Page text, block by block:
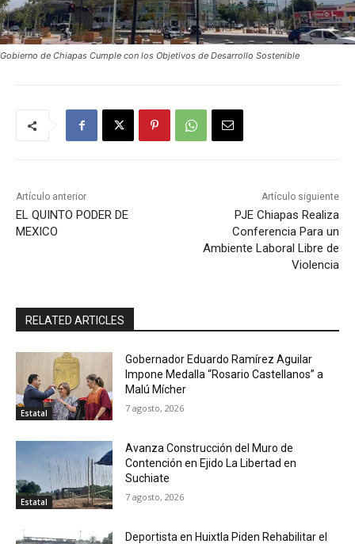
Gobierno de Chiapas Cumple con los Objetivos de Desarrollo Sostenible
Artículo anterior
EL QUINTO PODER DE
MEXICO
Artículo siguiente
PJE Chiapas Realiza
Conferencia Para un
Ambiente Laboral Libre de
Violencia
RELATED ARTICLES
Estatal
Gobernador Eduardo Ramírez Aguilar
Impone Medalla “Rosario Castellanos” a
Malú Mícher
7 agosto, 2026
Estatal
Avanza Construcción del Muro de
Contención en Ejido La Libertad en
Suchiate
7 agosto, 2026
Deportista en Huixtla Piden Rehabilitar el